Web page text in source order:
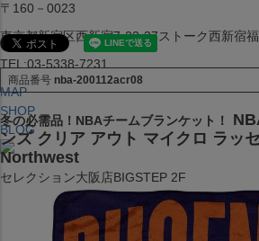
〒160－0023
東京都新宿区西新宿7-22-37ストーク西新宿
TEL:03-5338-7231
MAP
SHOP
BLOG
セレクション大阪店BIGSTEP 2F
営業：平日・土日祝12:00～19:00
〒542-008
商品番号 nba-200112acr08
冬の必需品！NBAチームブランケット！
ンズ クリア アウト マイクロ ラッ
Northwest